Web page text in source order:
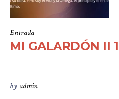
Entrada
MI GALARDÓN II
by admin